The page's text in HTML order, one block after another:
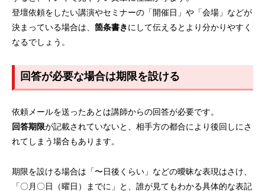
登壇依頼をしたい講演やセミナーの「開催日」や「会場」などが
決まっている場合は、 箇条書きにして伝えるとより分かりやすく
なるでしょう。
回答が必要な場合は期限を設ける
依頼メールを送ったあとは講師からの回答が必要です。
回答期限が記載されていないと、相手方の都合により後回しにさ
れてしまう場合もあります。
期限を設ける場合は「〜日後くらい」などの曖昧な表現はさけ、
「〇月〇日（曜日）までに」と、誰が見てもわかる具体的な表記